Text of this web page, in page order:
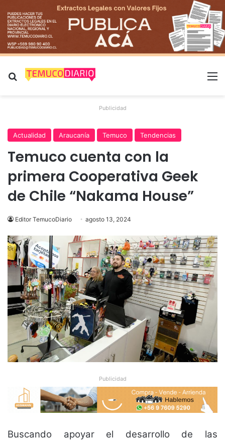
Buscar por
Publicidad
Actualidad Araucanía Temuco Tendencias
Temuco cuenta con la
primera Cooperativa Geek
de Chile “Nakama House”
Editor TemucoDiario agosto 13, 2024
Publicidad
Buscando apoyar el desarrollo de las